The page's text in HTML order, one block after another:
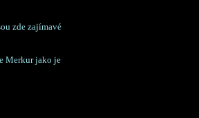
zde zajímavé
Merkur jako je